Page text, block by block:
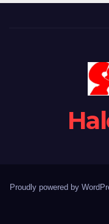
Proudly powered by